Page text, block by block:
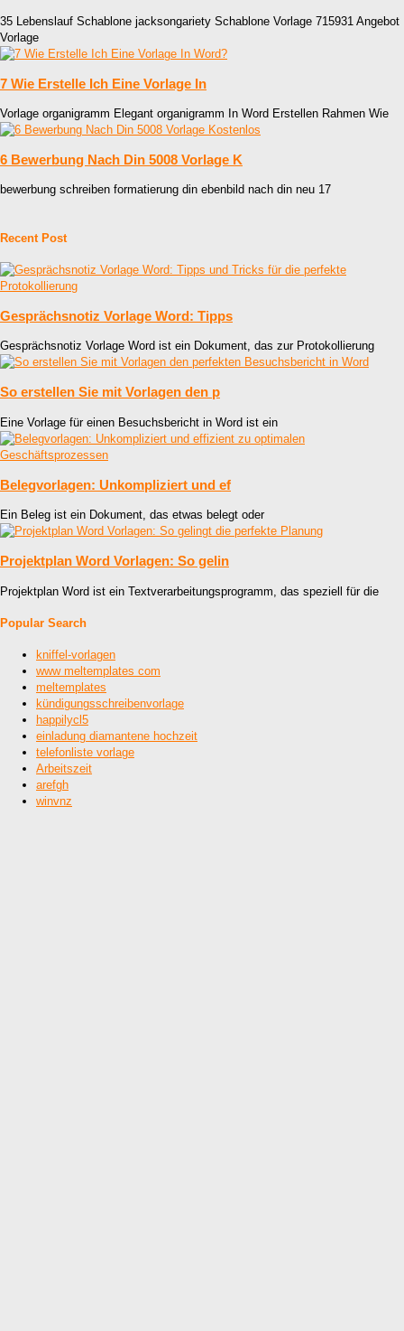
35 Lebenslauf Schablone jacksongariety Schablone Vorlage 715931 Angebot
Vorlage
7 Wie Erstelle Ich Eine Vorlage In
Vorlage organigramm Elegant organigramm In Word Erstellen Rahmen Wie
6 Bewerbung Nach Din 5008 Vorlage K
bewerbung schreiben formatierung din ebenbild nach din neu 17
Recent Post
Gesprächsnotiz Vorlage Word: Tipps
Gesprächsnotiz Vorlage Word ist ein Dokument, das zur Protokollierung
So erstellen Sie mit Vorlagen den p
Eine Vorlage für einen Besuchsbericht in Word ist ein
Belegvorlagen: Unkompliziert und ef
Ein Beleg ist ein Dokument, das etwas belegt oder
Projektplan Word Vorlagen: So gelin
Projektplan Word ist ein Textverarbeitungsprogramm, das speziell für die
Popular Search
kniffel-vorlagen
www meltemplates com
meltemplates
kündigungsschreibenvorlage
happilycl5
einladung diamantene hochzeit
telefonliste vorlage
Arbeitszeit
arefgh
winvnz